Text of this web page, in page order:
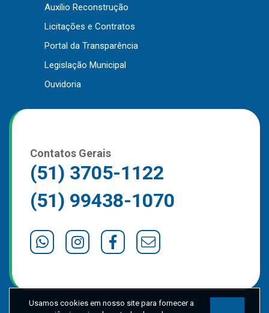
Usamos cookies em nosso site para fornecer a
experiência mais relevante, lembrando suas
cookies..
Auxílio Reconstrução
Licitações e Contratos
Portal da Transparência
Legislação Municipal
Ouvidoria
Contatos Gerais
(51) 3705-1122
(51) 99438-1070